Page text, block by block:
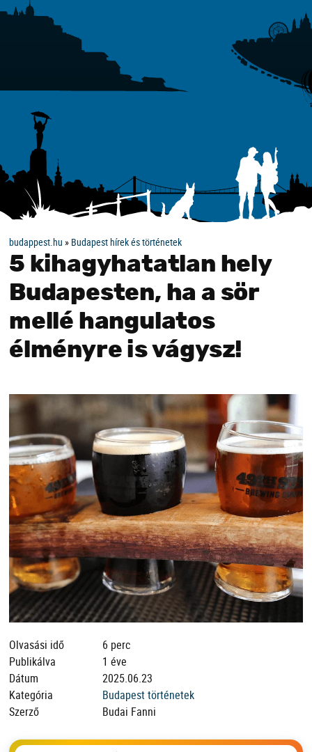
budappest.hu » Budapest hírek és történetek
5 kihagyhatatlan hely
Budapesten, ha a sör
mellé hangulatos
élményre is vágysz!
Olvasási idő
6 perc
Publikálva
1 éve
Dátum
2025.06.23
Kategória
Budapest történetek
Szerző
Budai Fanni